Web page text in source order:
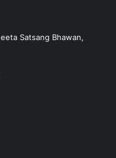
Satsang Bhawan,